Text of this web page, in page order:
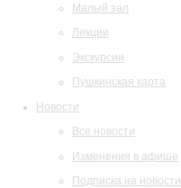
Малый зал
Лекции
Экскурсии
Пушкинская карта
Новости
Все новости
Изменения в афише
Подписка на новости